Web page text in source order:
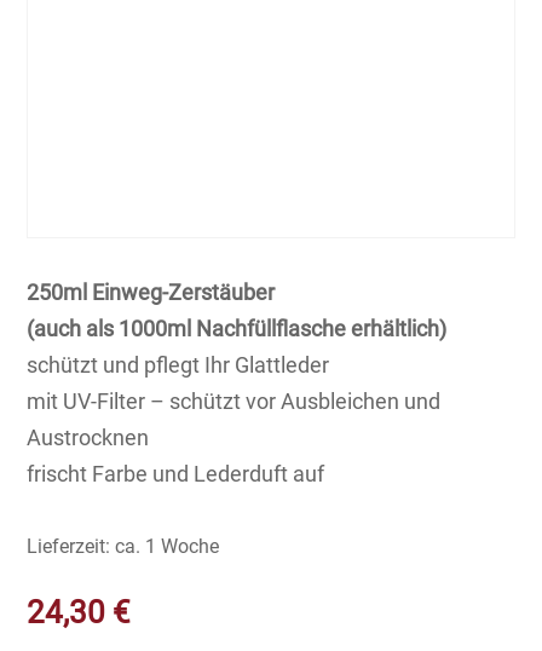
250ml Einweg-Zerstäuber
(auch als 1000ml Nachfüllflasche erhältlich)
schützt und pflegt Ihr Glattleder
mit UV-Filter – schützt vor Ausbleichen und
Austrocknen
frischt Farbe und Lederduft auf
Lieferzeit:ca. 1 Woche
24,30 €